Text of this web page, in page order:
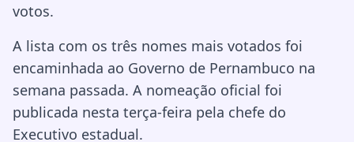
votos.
A lista com os três nomes mais votados foi
encaminhada ao Governo de Pernambuco na
semana passada. A nomeação oficial foi
publicada nesta terça-feira pela chefe do
Executivo estadual.